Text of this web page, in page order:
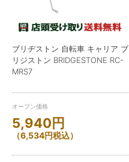
ブリヂストン 自転車 キャリア ブ
リジストン BRIDGESTONE RC-
MRS7
オープン価格
5,940円
（6,534円税込）